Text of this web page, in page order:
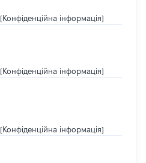
[Конфіденційна інформація]
[Конфіденційна інформація]
[Конфіденційна інформація]